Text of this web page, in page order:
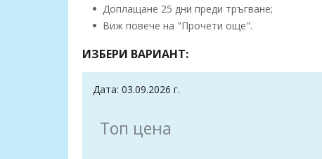
Доплащане 25 дни преди тръгване;
Виж повече на "Прочети още".
ИЗБЕРИ ВАРИАНТ:
Дата: 03.09.2026 г.
Топ цена